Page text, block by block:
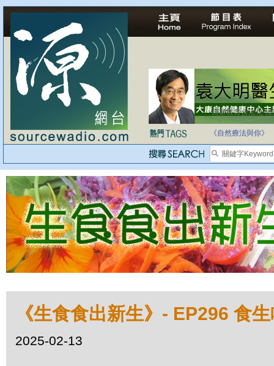
自家教育合法化-
《自然療法與你》
《生食食出新生》- EP296 食
2025-02-13